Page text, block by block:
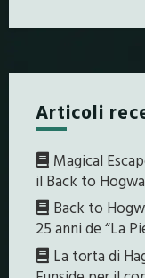
Articoli
Magical
il Back to
Back to
25 anni de “La
La torta di